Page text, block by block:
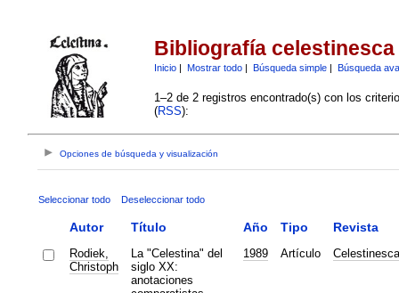
Bibliografía celestinesca
Inicio| Mostrar todo| Búsqueda simple| Búsqueda
1–2 de 2 registros encontrado(s) con los
(RSS):
Opciones de búsqueda y visualización
Seleccionar todo Deseleccionar todo
Autor Título Año Tipo Revista
Rodiek,
Christoph
La "Celestina" del
siglo XX:
anotaciones
1989 Artículo Celestinesca